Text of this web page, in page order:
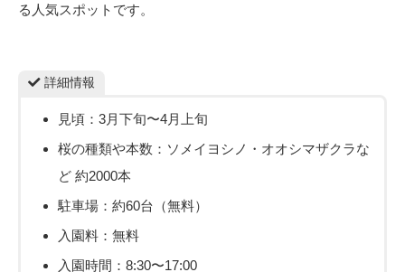
る人気スポットです。
詳細情報
見頃：3月下旬〜4月上旬
桜の種類や本数：ソメイヨシノ・オオシマザクラな
ど 約2000本
駐車場：約60台（無料）
入園料：無料
入園時間：8:30〜17:00